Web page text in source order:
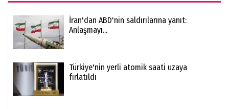
İran'dan ABD'nin saldırılarına yanıt:
Anlaşmayı...
Türkiye'nin yerli atomik saati uzaya
fırlatıldı